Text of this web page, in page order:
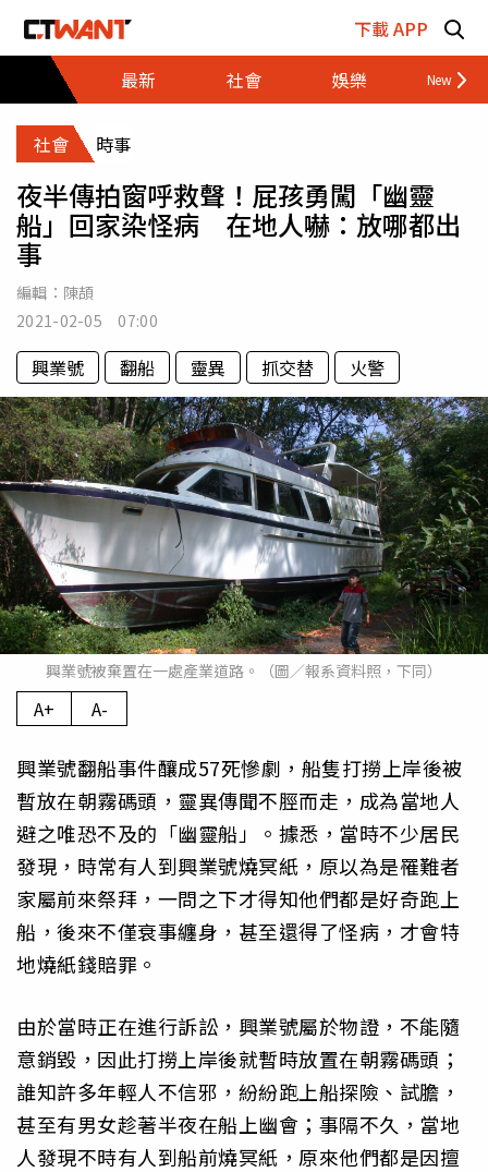
下載 APP
最新
社會 娛樂 財經
社會 時事
夜半傳拍窗呼救聲！屁孩勇闖「幽靈
船」回家染怪病 在地人嚇：放哪都出
事
編輯： 陳頡
2021-02-05 07:00
興業號 翻船 靈異 抓交替 火警
興業號被棄置在一處產業道路。（圖／報系資料照，下同）
A+ A-
興業號翻船事件釀成57死慘劇，船隻打撈上岸後被
暫放在朝霧碼頭，靈異傳聞不脛而走，成為當地人
避之唯恐不及的「幽靈船」。據悉，當時不少居民
發現，時常有人到興業號燒冥紙，原以為是罹難者
家屬前來祭拜，一問之下才得知他們都是好奇跑上
船，後來不僅衰事纏身，甚至還得了怪病，才會特
地燒紙錢賠罪。
由於當時正在進行訴訟，興業號屬於物證，不能隨
意銷毀，因此打撈上岸後就暫時放置在朝霧碼頭；
誰知許多年輕人不信邪，紛紛跑上船探險、試膽，
甚至有男女趁著半夜在船上幽會；事隔不久，當地
人發現不時有人到船前燒冥紙，原來他們都是因擅